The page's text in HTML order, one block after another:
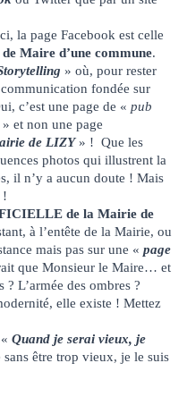
la page Facebook est celle
Maire d’une commune.
» où, pour rester
fondée sur
c’est une page de « pub
et non une page
de LIZY» ! Que les
photos qui illustrent la
il n’y a aucun doute ! Mais
!
de la Mairie de
à l’entête de la Mairie, ou
mais pas sur une « page
que Monsieur le Maire… et
L’armée des ombres ?
elle existe ! Mettez
Quand je serai vieux, je
être trop vieux, je le suis